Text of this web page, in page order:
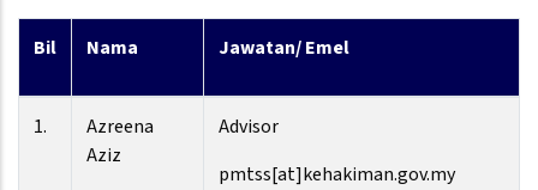
Bil Nama Jawatan/ Emel
1.
Azreena
Aziz
Advisor
pmtss[at]kehakiman.gov.my